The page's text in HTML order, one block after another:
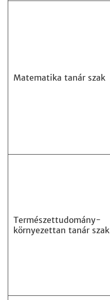
Matematika tanár szak
Természettudomány-
környezettan tanár szak